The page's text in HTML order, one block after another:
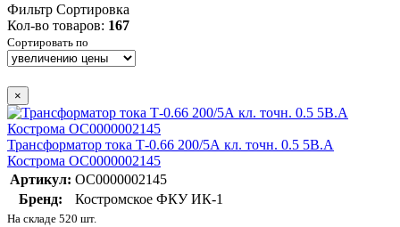
Фильтр Сортировка
Кол-во товаров: 167
Сортировать по
×
Трансформатор тока Т-0.66 200/5А кл. точн. 0.5 5В.А
Кострома ОС0000002145
Артикул: ОС0000002145
Бренд:
Костромское ФКУ ИК-1
На складе 520 шт.